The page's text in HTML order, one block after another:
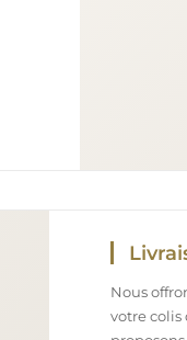
Nous
votre